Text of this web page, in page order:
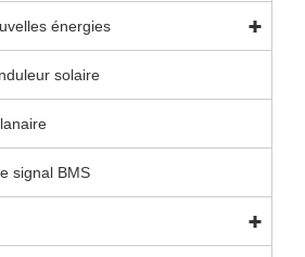
énergies
solaire
signal BMS